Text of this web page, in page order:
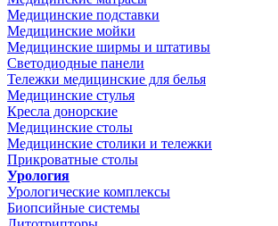
Медицинские подставки
Медицинские мойки
Медицинские ширмы и штативы
Светодиодные панели
Тележки медицинские для белья
Медицинские стулья
Кресла донорские
Медицинские столы
Медицинские столики и тележки
Прикроватные столы
Урология
Урологические комплексы
Биопсийные системы